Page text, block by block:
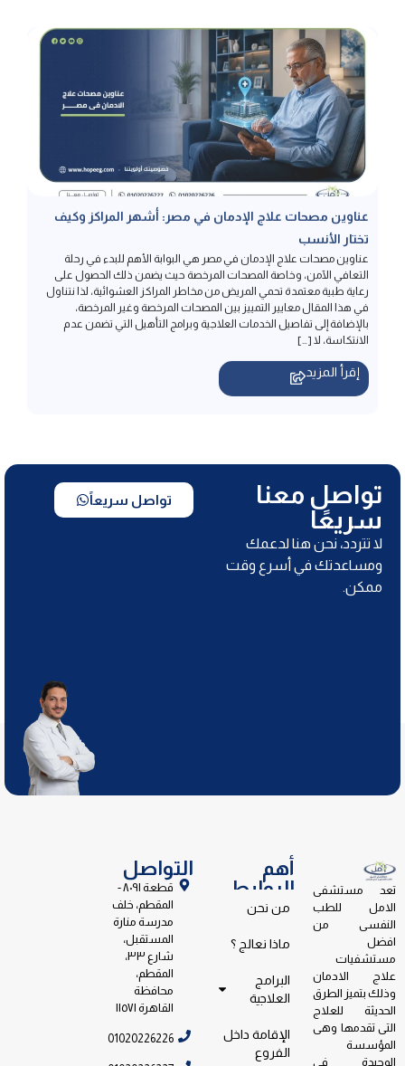
عناوين مصحات علاج الإدمان في مصر: أشهر المراكز وكيف
تختار الأنسب
عناوين مصحات علاج الإدمان في مصر هي البوابة الأهم للبدء في رحلة
التعافي الآمن، وخاصة المصحات المرخصة حيث يضمن ذلك الحصول على
رعاية طبية معتمدة تحمي المريض من مخاطر المراكز العشوائية، لذا نتناول
في هذا المقال معايير التمييز بين المصحات المرخصة وغير المرخصة،
بالإضافة إلى تفاصيل الخدمات العلاجية وبرامج التأهيل التي تضمن عدم
الانتكاسة، لا […]
إقرأ المزيد
تواصل معنا
سريعًا
لا تتردد، نحن هنا لدعمك
ومساعدتك في أسرع وقت
ممكن.
تواصل سريعاً
تعد مستشفى
الامل للطب
النفسى من
افضل
مستشفيات
علاج الادمان
وذلك بتميز الطرق
الحديثة للعلاج
التى تقدمها وهى
المؤسسة
الوحيدة فى
أهم
الروابط
من نحن
ماذا نعالج ؟
البرامج
العلاجية
الإقامة داخل
الفروع
التواصل
قطعة ٨٠٩١ -
المقطم، خلف
مدرسة منارة
المستقبل،
شارع ٣٣،
المقطم،
محافظة
القاهرة ١١٥٧١
01020226226